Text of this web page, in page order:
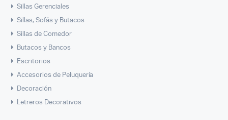
Sillas Gerenciales
Sillas, Sofás y Butacos
Sillas de Comedor
Butacos y Bancos
Escritorios
Accesorios de Peluquería
Decoración
Letreros Decorativos